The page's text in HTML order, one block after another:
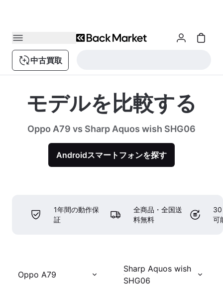
中古買取
モデルを比較する
Oppo A79 vs Sharp Aquos wish SHG06
Androidスマートフォンを探す
1年間の動作保
証
全商品・全国送
料無料
30
可
Oppo A79
Sharp Aquos wish
SHG06